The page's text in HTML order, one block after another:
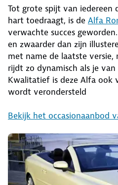
Tot grote spijt van iedereen
hart toedraagt, is de Alfa
verwachte succes
en zwaarder dan zijn
met name de laatste versie,
rijdt zo dynamisch als je
Kwalitatief is deze Alfa ook
wordt verondersteld
Bekijk het occasionaanbod